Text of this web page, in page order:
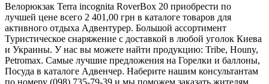
Велорюкзак Terra incognita RoverBox 20 приобрести по
лучшей цене всего 2 401,00 грн в каталоге товаров для
активного отдыха Адвентурер. Большой ассортимент
Туристическое снаряжение с доставкой в любой уголок Киева
и Украины. У нас вы можете найти продукцию: Tribe, Houny,
Petromax. Самые лучшие предложения на Горелки и баллоны,
Посуда в каталоге Адвенчер. Наберите нашим консультантам
по номеру (098) 735-79-39 и мы поможем заказать жителям